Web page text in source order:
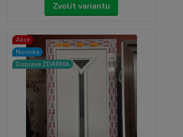
Zvolit variantu
Akce
Novinka
Doprava ZDARMA